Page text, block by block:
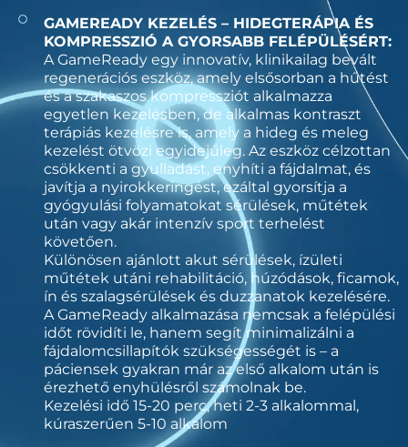
GAMEREADY KEZELÉS – HIDEGTERÁPIA ÉS
KOMPRESSZIÓ A GYORSABB FELÉPÜLÉSÉRT:
A GameReady egy innovatív, klinikailag bevált
regenerációs eszköz, amely elsősorban a hűtést
és a szakaszos kompressziót alkalmazza
egyetlen kezelésben, de alkalmas kontraszt
terápiás kezelésre is, amely a hideg és meleg
kezelést ötvözi egyidejűleg. Az eszköz célzottan
csökkenti a gyulladást, enyhíti a fájdalmat, és
javítja a nyirokkeringést, ezáltal gyorsítja a
gyógyulási folyamatokat sérülések, műtétek
után vagy akár intenzív sport terhelést
követően.
Különösen ajánlott akut sérülések, ízületi
műtétek utáni rehabilitáció, húzódások, ficamok,
ín és szalagsérülések és duzzanatok kezelésére.
A GameReady alkalmazása nemcsak a felépülési
időt rövidíti le, hanem segít minimalizálni a
fájdalomcsillapítók szükségességét is – a
páciensek gyakran már az első alkalom után is
érezhető enyhülésről számolnak be.
Kezelési idő 15-20 perc, heti 2-3 alkalommal,
kúraszerűen 5-10 alkalom